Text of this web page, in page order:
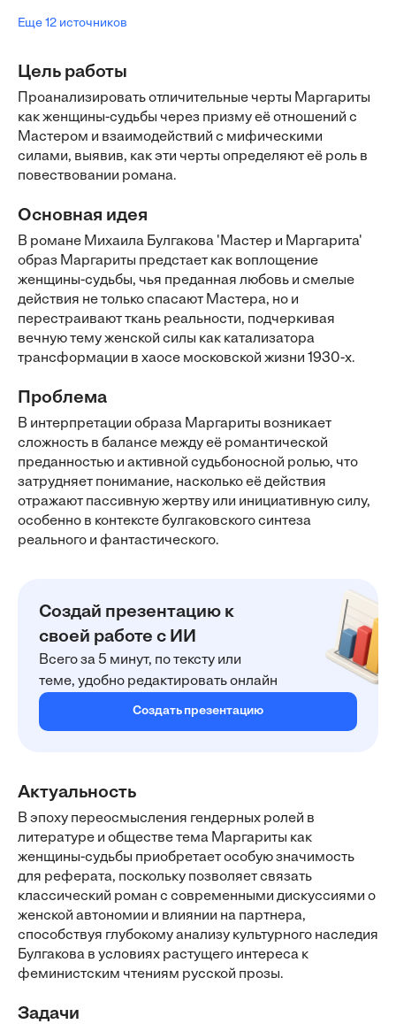
Еще 12 источников
Цель работы
Проанализировать отличительные черты Маргариты
как женщины-судьбы через призму её отношений с
Мастером и взаимодействий с мифическими
силами, выявив, как эти черты определяют её роль в
повествовании романа.
Основная идея
В романе Михаила Булгакова 'Мастер и Маргарита'
образ Маргариты предстает как воплощение
женщины-судьбы, чья преданная любовь и смелые
действия не только спасают Мастера, но и
перестраивают ткань реальности, подчеркивая
вечную тему женской силы как катализатора
трансформации в хаосе московской жизни 1930-х.
Проблема
В интерпретации образа Маргариты возникает
сложность в балансе между её романтической
преданностью и активной судьбоносной ролью, что
затрудняет понимание, насколько её действия
отражают пассивную жертву или инициативную силу,
особенно в контексте булгаковского синтеза
реального и фантастического.
Создай презентацию к
своей работе с ИИ
Всего за 5 минут, по тексту или
теме, удобно редактировать онлайн
Создать презентацию
Актуальность
В эпоху переосмысления гендерных ролей в
литературе и обществе тема Маргариты как
женщины-судьбы приобретает особую значимость
для реферата, поскольку позволяет связать
классический роман с современными дискуссиями о
женской автономии и влиянии на партнера,
способствуя глубокому анализу культурного наследия
Булгакова в условиях растущего интереса к
феминистским чтениям русской прозы.
Задачи